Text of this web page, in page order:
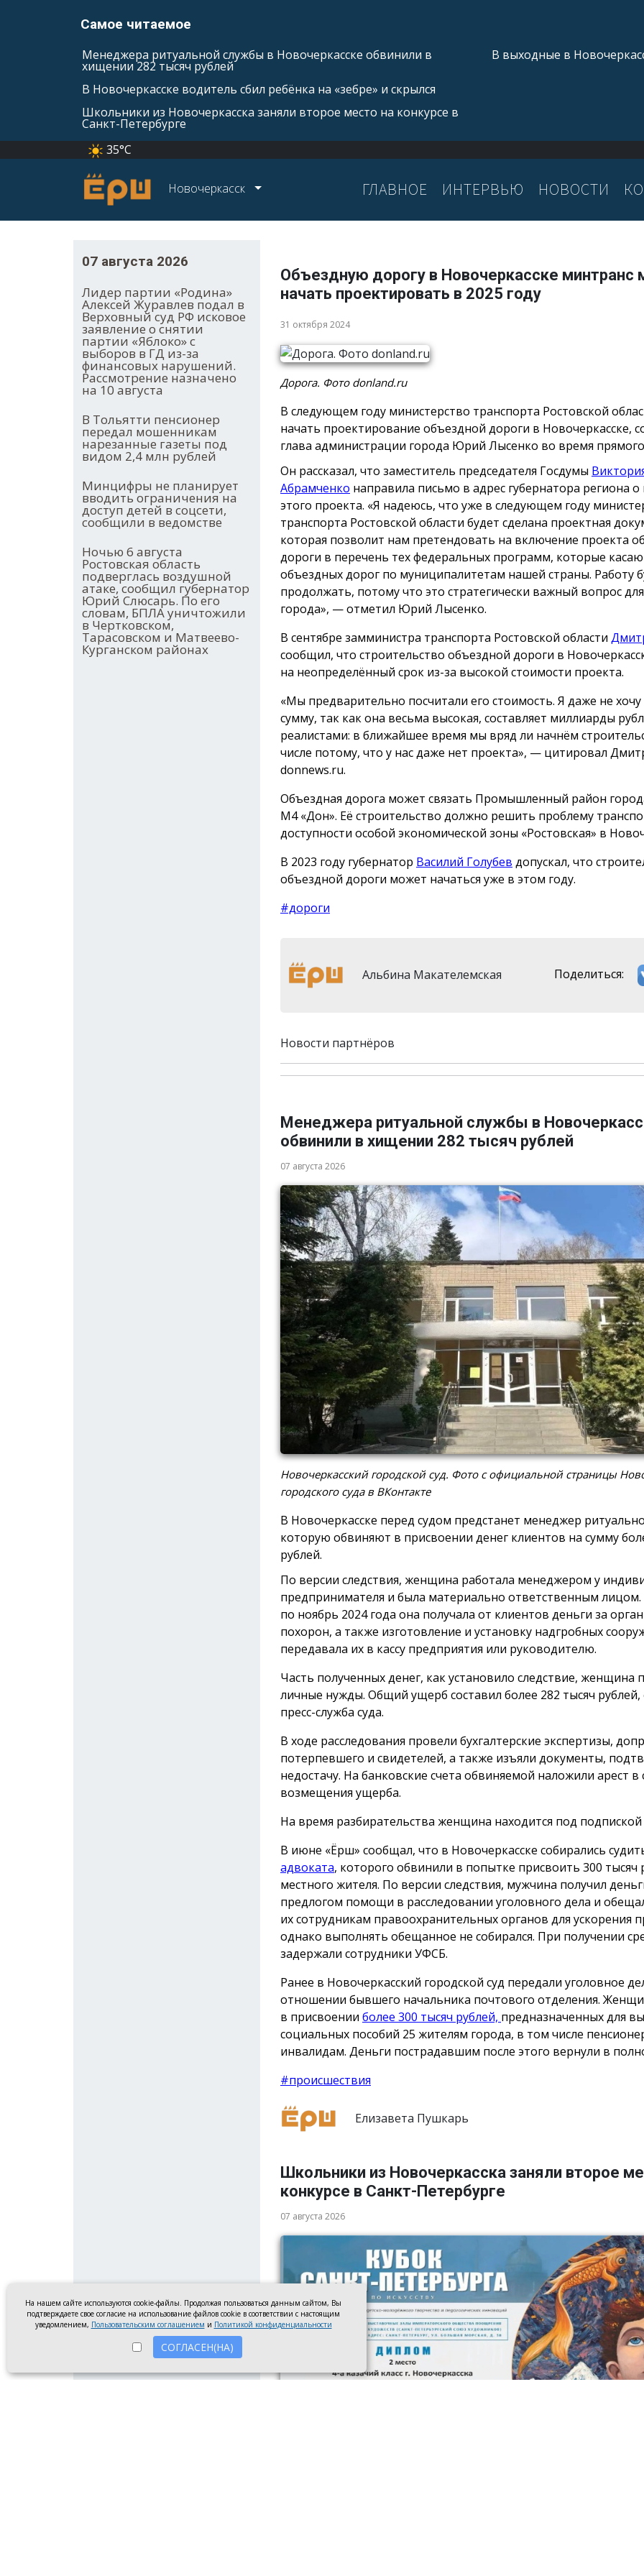
Самое читаемое
Менеджера ритуальной службы в Новочеркасске обвинили в
хищении 282 тысяч рублей
В Новочеркасске водитель сбил ребёнка на «зебре» и скрылся
Школьники из Новочеркасска заняли второе место на конкурсе в
Санкт-Петербурге
В выходные в
35°C
Новочеркасск ГЛАВНОЕ ИНТЕРВЬЮ НОВОСТИ
07 августа 2026
Лидер партии «Родина»
Алексей Журавлев подал в
Верховный суд РФ исковое
заявление о снятии
партии «Яблоко» с
выборов в ГД из-за
финансовых нарушений.
Рассмотрение назначено
на 10 августа
В Тольятти пенсионер
передал мошенникам
нарезанные газеты под
видом 2,4 млн рублей
Минцифры не планирует
вводить ограничения на
доступ детей в соцсети,
сообщили в ведомстве
Ночью 6 августа
Ростовская область
подверглась воздушной
атаке, сообщил губернатор
Юрий Слюсарь. По его
словам, БПЛА уничтожили
в Чертковском,
Тарасовском и Матвеево-
Курганском районах
Объездную дорогу в Новочеркасске минтранс
начать проектировать в 2025 году
31 октября 2024
Дорога. Фото donland.ru
В следующем году министерство транспорта Ростовской
начать проектирование объездной дороги в Новочеркасске,
глава администрации города Юрий Лысенко во время
Он рассказал, что заместитель председателя Госдумы
Абрамченко направила письмо в адрес губернатора региона
этого проекта. «Я надеюсь, что уже в следующем году
транспорта Ростовской области будет сделана проектная
которая позволит нам претендовать на включение проекта
дороги в перечень тех федеральных программ, которые
объездных дорог по муниципалитетам нашей страны. Работу
продолжать, потому что это стратегически важный вопрос
города», — отметил Юрий Лысенко.
В сентябре замминистра транспорта Ростовской области
сообщил, что строительство объездной дороги в
на неопределённый срок из-за высокой стоимости проекта.
«Мы предварительно посчитали его стоимость. Я даже не
сумму, так как она весьма высокая, составляет миллиарды
реалистами: в ближайшее время мы вряд ли начнём
числе потому, что у нас даже нет проекта», — цитировал
donnews.ru.
Объездная дорога может связать Промышленный район
М4 «Дон». Её строительство должно решить проблему
доступности особой экономической зоны «Ростовская» в
В 2023 году губернатор Василий Голубев допускал, что
объездной дороги может начаться уже в этом году.
#дороги
Альбина Макателемская Поделиться:
Новости партнёров
Менеджера ритуальной службы в
обвинили в хищении 282 тысяч рублей
07 августа 2026
Новочеркасский городской суд. Фото с официальной страницы
городского суда в ВКонтакте
В Новочеркасске перед судом предстанет менеджер
которую обвиняют в присвоении денег клиентов на сумму
рублей.
По версии следствия, женщина работала менеджером у
предпринимателя и была материально ответственным лицом.
по ноябрь 2024 года она получала от клиентов деньги за
похорон, а также изготовление и установку надгробных
передавала их в кассу предприятия или руководителю.
Часть полученных денег, как установило следствие, женщина
личные нужды. Общий ущерб составил более 282 тысяч
пресс-служба суда.
В ходе расследования провели бухгалтерские экспертизы,
потерпевшего и свидетелей, а также изъяли документы,
недостачу. На банковские счета обвиняемой наложили арест в
возмещения ущерба.
На время разбирательства женщина находится под
В июне «Ёрш» сообщал, что в Новочеркасске собирались
адвоката, которого обвинили в попытке присвоить 300 тысяч
местного жителя. По версии следствия, мужчина получил
предлогом помощи в расследовании уголовного дела и
их сотрудникам правоохранительных органов для ускорения
однако выполнять обещанное не собирался. При получении
задержали сотрудники УФСБ.
Ранее в Новочеркасский городской суд передали уголовное
отношении бывшего начальника почтового отделения.
в присвоении более 300 тысяч рублей, предназначенных для
социальных пособий 25 жителям города, в том числе
инвалидам. Деньги пострадавшим после этого вернули в
#происшествия
Елизавета Пушкарь
Школьники из Новочеркасска заняли второе
конкурсе в Санкт-Петербурге
07 августа 2026
На нашем сайте используются cookie-файлы. Продолжая пользоваться данным сайтом, Вы
подтверждаете свое согласие на использование файлов cookie в соответствии с настоящим
уведомлением, Пользовательским соглашением и Политикой конфиденциальности
СОГЛАСЕН(НА)